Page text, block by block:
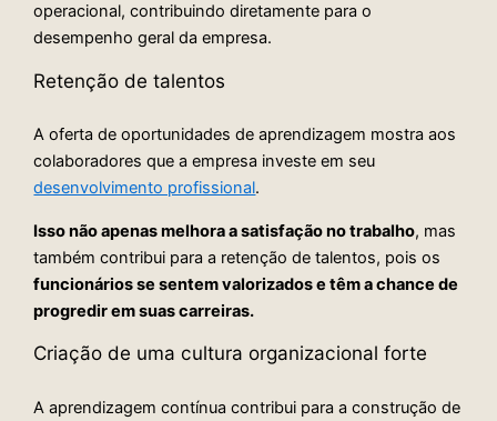
operacional, contribuindo diretamente para o
desempenho geral da empresa.
Retenção de talentos
A oferta de oportunidades de aprendizagem mostra aos
colaboradores que a empresa investe em seu
desenvolvimento profissional.
Isso não apenas melhora a satisfação no trabalho, mas
também contribui para a retenção de talentos, pois os
funcionários se sentem valorizados e têm a chance de
progredir em suas carreiras.
Criação de uma cultura organizacional forte
A aprendizagem contínua contribui para a construção de